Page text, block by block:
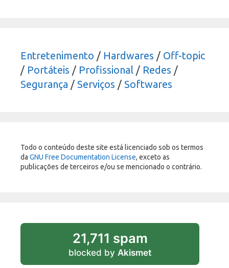
Entretenimento / Hardwares / Off-topic
/ Portáteis / Profissional / Redes /
Segurança / Serviços / Softwares
Todo o conteúdo deste site está licenciado sob os termos
da GNU Free Documentation License, exceto as
publicações de terceiros e/ou se mencionado o contrário.
21,711 spam
blocked by Akismet